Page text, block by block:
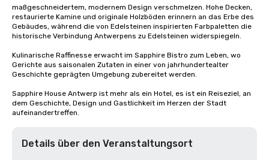
maßgeschneidertem, modernem Design verschmelzen. Hohe Decken,
restaurierte Kamine und originale Holzböden erinnern an das Erbe des
Gebäudes, während die von Edelsteinen inspirierten Farbpaletten die
historische Verbindung Antwerpens zu Edelsteinen widerspiegeln.
Kulinarische Raffinesse erwacht im Sapphire Bistro zum Leben, wo
Gerichte aus saisonalen Zutaten in einer von jahrhundertealter
Geschichte geprägten Umgebung zubereitet werden.
Sapphire House Antwerp ist mehr als ein Hotel, es ist ein Reiseziel, an
dem Geschichte, Design und Gastlichkeit im Herzen der Stadt
aufeinandertreffen.
Details über den Veranstaltungsort